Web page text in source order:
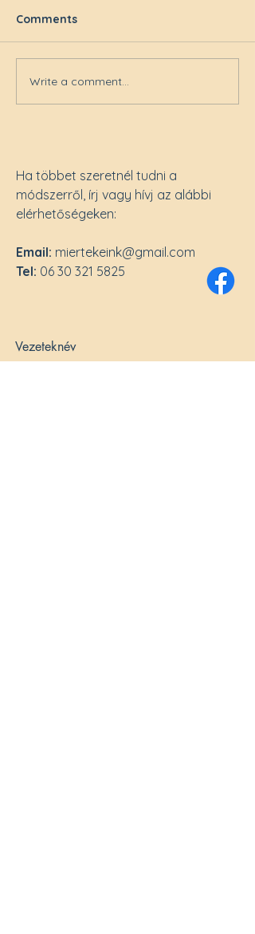
Comments
Write a comment...
Ha többet szeretnél tudni a
módszerről, írj vagy hívj az alábbi
elérhetőségeken:
Email: miertekeink@gmail.com
Tel: 06 30 321 5825
Vezeteknév